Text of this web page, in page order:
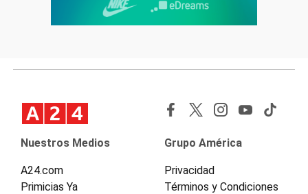
Nuestros Medios
A24.com
Primicias Ya
Grupo América
Privacidad
Términos y Condiciones